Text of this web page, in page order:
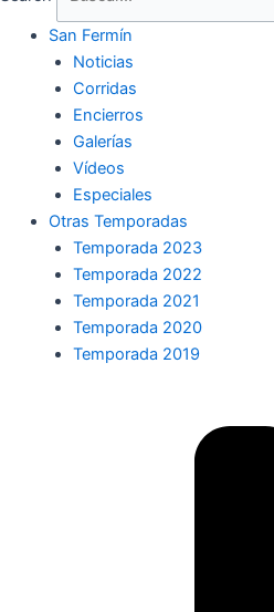
San Fermín
Noticias
Corridas
Encierros
Galerías
Vídeos
Especiales
Otras Temporadas
Temporada 2023
Temporada 2022
Temporada 2021
Temporada 2020
Temporada 2019